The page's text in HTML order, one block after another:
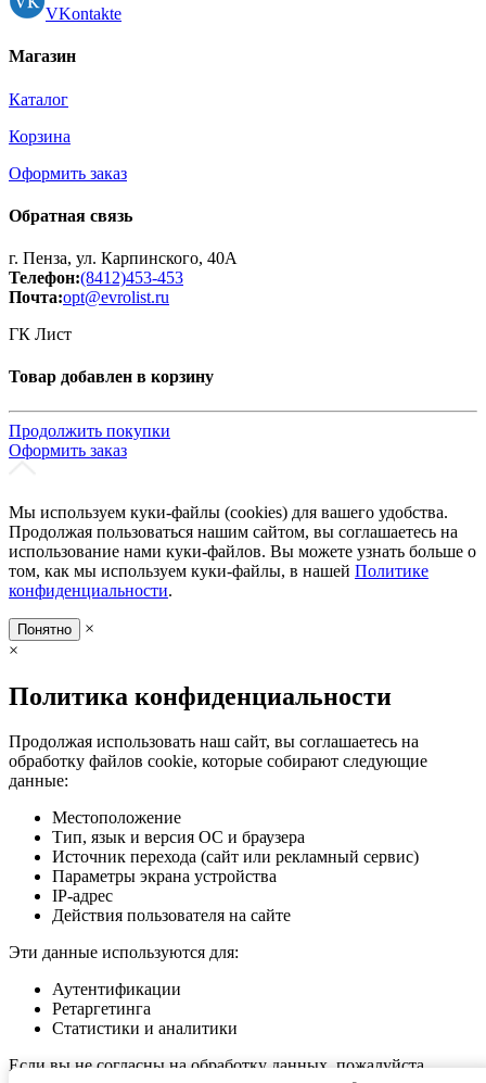
VKontakte
Магазин
Каталог
Корзина
Оформить заказ
Обратная связь
г. Пенза, ул. Карпинского, 40А
Телефон:(8412)453-453
Почта:opt@evrolist.ru
ГК Лист
Товар добавлен в корзину
Продолжить покупки
Оформить заказ
Мы используем куки-файлы (cookies) для вашего удобства.
Продолжая пользоваться нашим сайтом, вы соглашаетесь на
использование нами куки-файлов. Вы можете узнать больше о
том, как мы используем куки-файлы, в нашей Политике
конфиденциальности.
Понятно
×
×
Политика конфиденциальности
Продолжая использовать наш сайт, вы соглашаетесь на
обработку файлов cookie, которые собирают следующие
данные:
Местоположение
Тип, язык и версия ОС и браузера
Источник перехода (сайт или рекламный сервис)
Параметры экрана устройства
IP-адрес
Действия пользователя на сайте
Эти данные используются для:
Аутентификации
Ретаргетинга
Статистики и аналитики
Если вы не согласны на обработку данных, пожалуйста,